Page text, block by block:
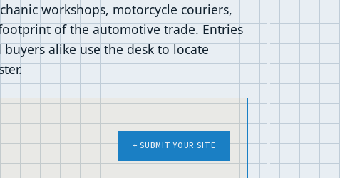
workshops, motorcycle couriers,
of the automotive trade. Entries
alike use the desk to locate
+ SUBMIT YOUR SITE